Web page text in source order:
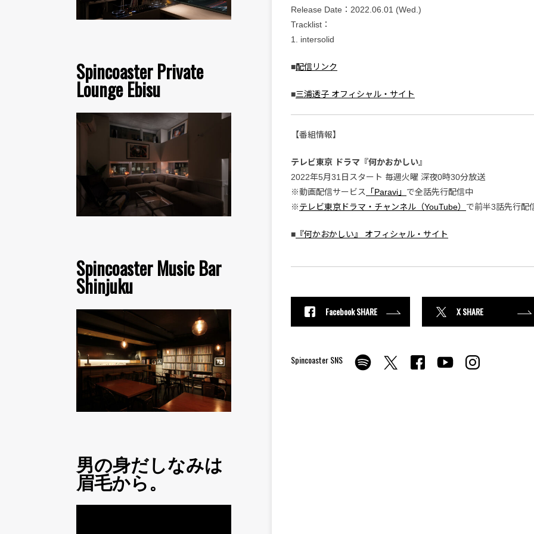
Spincoaster Private
Lounge Ebisu
Spincoaster Music Bar
Shinjuku
男の身だしなみは
眉毛から。
Release Date：2022.06.01 (Wed.)
Tracklist：
1. intersolid
■配信リンク
■三浦透子 オフィシャル・サイト
【番組情報】
テレビ東京 ドラマ『何かおかしい』
2022年5月31日スタート 毎週火曜 深夜0時30分放送
※動画配信サービス
「Paravi」 で全話先行配信中
※テレビ東京ドラマ・チャンネル（YouTube） で前半3話先行配
■ 『何かおかしい』 オフィシャル・サイト
Facebook SHARE X SHARE
Spincoaster SNS